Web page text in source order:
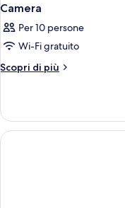
Camera
Per 10 persone
Wi-Fi gratuito
Scopri di più
Altri